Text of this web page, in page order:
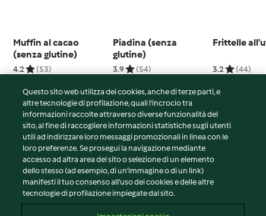
Muffin al cacao
(senza glutine)
4.2 (53)
Piadina (senza
glutine)
3.9 (54)
Frittelle
3.2 (44)
© Copyright 2026
Termini del servizio
Informativa sulla privacy
Avvertenze generali
Note legali
Questo sito web utilizza dei cookies, anche di terze parti, e
altre tecnologie di profilazione, quali l’incrocio tra
informazioni raccolte attraverso diverse funzionalità del
sito, al fine di raccogliere informazioni statistiche sugli utenti
utili ad indirizzare loro messaggi promozionali in linea con le
loro preferenze. Se prosegui la navigazione mediante
accesso ad altra area del sito o selezione di un elemento
dello stesso (ad esempio, di un'immagine o di un link)
manifesti il tuo consenso all'uso dei cookies e delle altre
tecnologie di profilazione impiegate dal sito.